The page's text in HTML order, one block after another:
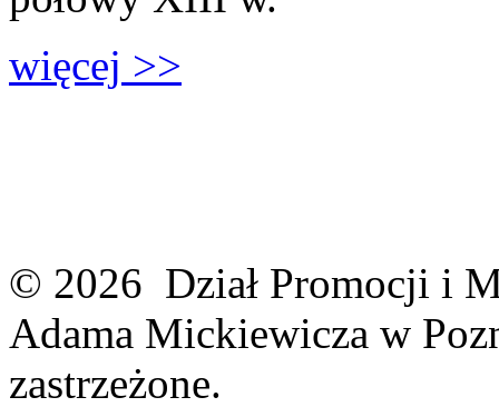
więcej >>
© 2026 Dział Promocji i
Adama Mickiewicza w
zastrzeżone.